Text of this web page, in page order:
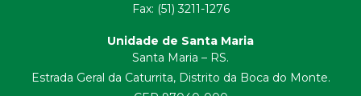
Fax: (51) 3211-1276
Unidade de Santa Maria
Santa Maria – RS.
Estrada Geral da Caturrita, Distrito da Boca do Monte.